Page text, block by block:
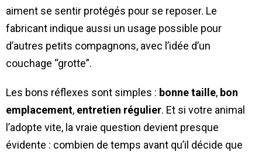
aiment se sentir protégés pour se reposer. Le
fabricant indique aussi un usage possible pour
d’autres petits compagnons, avec l’idée d’un
couchage “grotte”.
Les bons réflexes sont simples : bonne taille, bon
emplacement, entretien régulier. Et si votre animal
l’adopte vite, la vraie question devient presque
évidente : combien de temps avant qu’il décide que